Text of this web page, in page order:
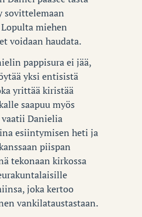
sovittelemaan
miehen
voidaan haudata.
pappisura ei jää,
yksi entisistä
yrittää kiristää
saapuu myös
Danielia
esiintymisen heti ja
piispan
tekonaan kirkossa
joka kertoo
vankilataustastaan.